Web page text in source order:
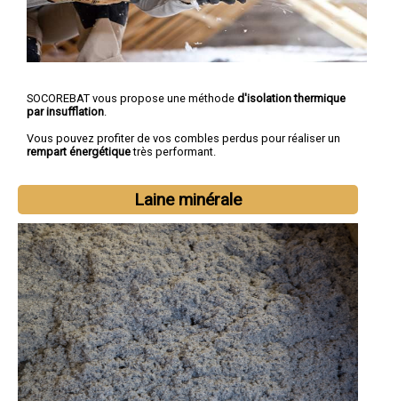
SOCOREBAT vous propose une méthode d'isolation thermique
par insufflation.
Vous pouvez profiter de vos combles perdus pour réaliser un
rempart énergétiquetrès performant.
Laine minérale